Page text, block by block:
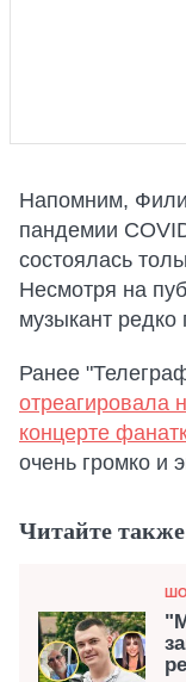
Напомним,
пандемии
состоялась
Несмотря на
музыкант редко
Ранее
отреагировала
концерте
очень громко и
Читайте